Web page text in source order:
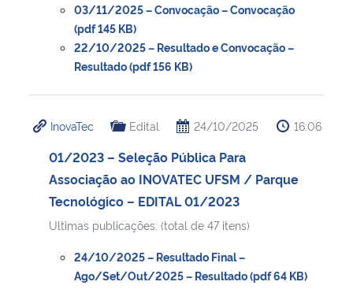
03/11/2025 – Convocação – Convocação
(pdf 145 KB)
22/10/2025 – Resultado e Convocação –
Resultado (pdf 156 KB)
InovaTec Edital 24/10/2025 16:06
01/2023 – Seleção Pública Para
Associação ao INOVATEC UFSM / Parque
Tecnológico – EDITAL 01/2023
Ultimas publicações: (total de 47 itens)
24/10/2025 – Resultado Final –
Ago/Set/Out/2025 – Resultado (pdf 64 KB)